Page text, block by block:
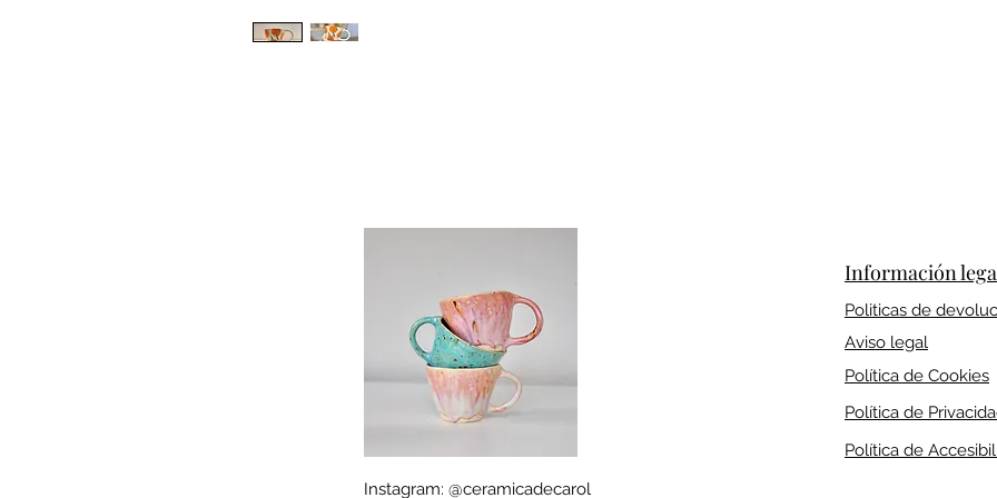
Instagram: @ceramicadecarol
Información
Politicas de
Aviso legal
Política de Cookies
Política de
Política de